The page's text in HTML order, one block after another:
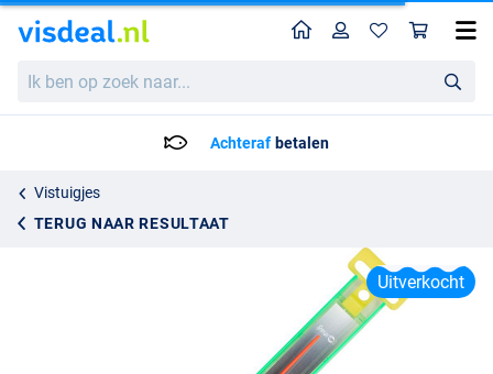
ben
HomeProfiel
Achteraf betalen
Vistuigjes
TERUG NAAR RESULTAAT
Sensas Pole Rig Myriam
4.95
Uitverkocht